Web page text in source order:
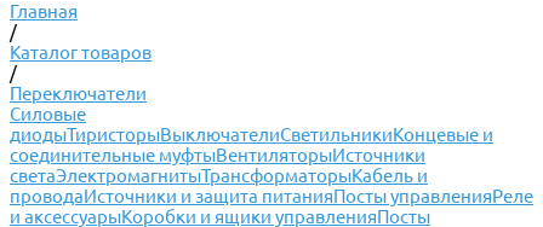
Главная
/
Каталог товаров
/
Переключатели
Силовые
диодыТиристорыВыключателиСветильникиКонцевые и
соединительные муфтыВентиляторыИсточники
светаЭлектромагнитыТрансформаторыКабель и
проводаИсточники и защита питанияПосты управленияРеле
и аксессуарыКоробки и ящики управленияПосты